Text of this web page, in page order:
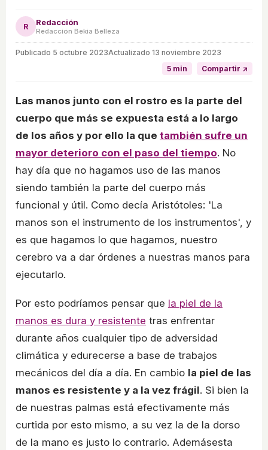
R Redacción
Redacción Bekia Belleza
Publicado 5 octubre 2023Actualizado 13 noviembre 2023
5 min
Compartir ↗
Las manos junto con el rostro es la parte del
cuerpo que más se expuesta está a lo largo
de los años y por ello la que también sufre un
mayor deterioro con el paso del tiempo. No
hay día que no hagamos uso de las manos
siendo también la parte del cuerpo más
funcional y útil. Como decía Aristótoles: 'La
manos son el instrumento de los instrumentos', y
es que hagamos lo que hagamos, nuestro
cerebro va a dar órdenes a nuestras manos para
ejecutarlo.
Por esto podríamos pensar que la piel de la
manos es dura y resistente tras enfrentar
durante años cualquier tipo de adversidad
climática y edurecerse a base de trabajos
mecánicos del día a día. En cambio la piel de las
manos es resistente y a la vez frágil. Si bien la
de nuestras palmas está efectivamente más
curtida por esto mismo, a su vez la de la dorso
de la mano es justo lo contrario. Ademásesta